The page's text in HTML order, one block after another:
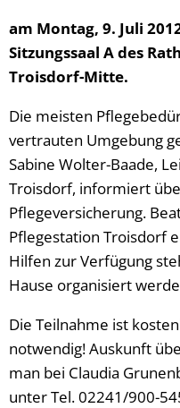
am Montag, 9. Juli
Sitzungssaal A des
Troisdorf-Mitte.
Die meisten
vertrauten Umgebung
Sabine Wolter-Baade,
Troisdorf, informiert
Pflegeversicherung.
Pflegestation Troisdorf
Hilfen zur Verfügung
Hause organisiert
Die Teilnahme ist
notwendig! Auskunft
man bei Claudia
unter Tel. 02241/900-